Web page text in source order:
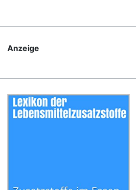
Anzeige